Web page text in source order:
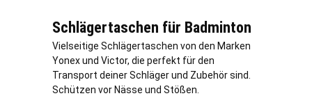
Schlägertaschen für Badminton
Vielseitige Schlägertaschen von den Marken
Yonex und Victor, die perfekt für den
Transport deiner Schläger und Zubehör sind.
Schützen vor Nässe und Stößen.